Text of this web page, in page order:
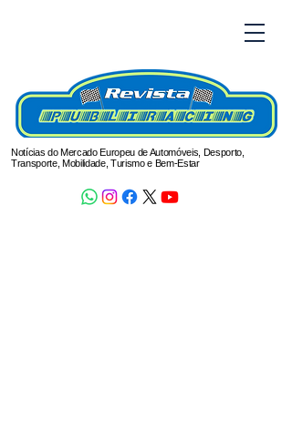
Notícias do Mercado Europeu de Automóveis, Desporto,
Transporte, Mobilidade, Turismo e Bem-Estar